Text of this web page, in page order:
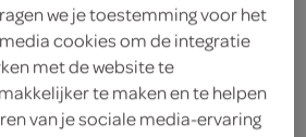
we je toestemming voor het
cookies om de integratie
met de website te
te maken en te helpen
van je sociale media-ervaring